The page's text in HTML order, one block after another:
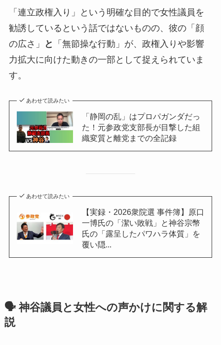
「連立政権入り」という明確な目的で女性議員を
勧誘しているという話ではないものの、彼の「顔
の広さ」
と
「無節操な行動」が、政権入りや影響
力拡大に向けた動きの一部として捉えられていま
す。
あわせて読みたい
「静岡の乱」はプロパガンダだっ
た！元参政党支部長が目撃した組
織変質と離党までの全記録
あわせて読みたい
【実録・2026衆院選 事件簿】原口
一博氏の「潔い敗戦」と神谷宗幣
氏の「露呈したパワハラ体質」を
覆い隠...
🗣️ 神谷議員と女性への声かけに関する解
説